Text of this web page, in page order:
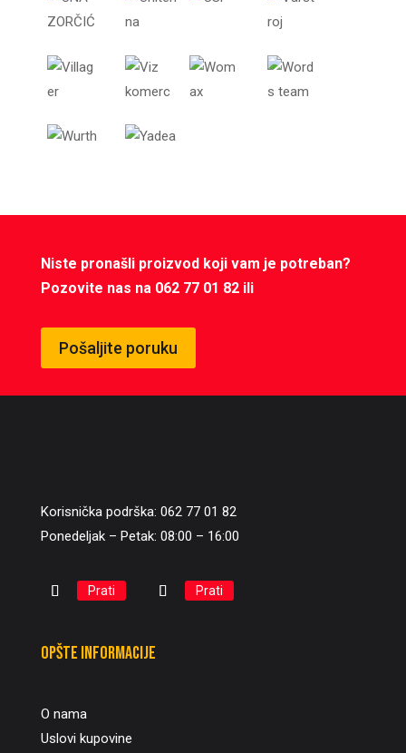
Niste pronašli proizvod koji vam je potreban?
Pozovite nas na 062 77 01 82 ili
Pošaljite poruku
Korisnička podrška: 062 77 01 82
Ponedeljak – Petak: 08:00 – 16:00
Prati Prati
Opšte informacije
O nama
Uslovi kupovine